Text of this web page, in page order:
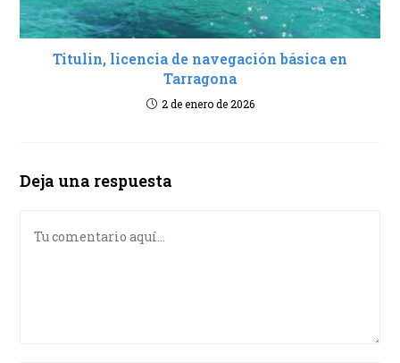
Titulin, licencia de navegación básica en
Tarragona
2 de enero de 2026
Deja una respuesta